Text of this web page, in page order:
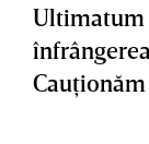
Ultimatum